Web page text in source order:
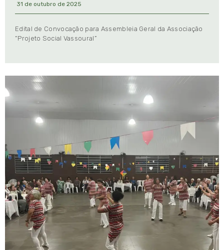
31 de outubro de 2025
Edital de Convocação para Assembleia Geral da Associação
“Projeto Social Vassoural”